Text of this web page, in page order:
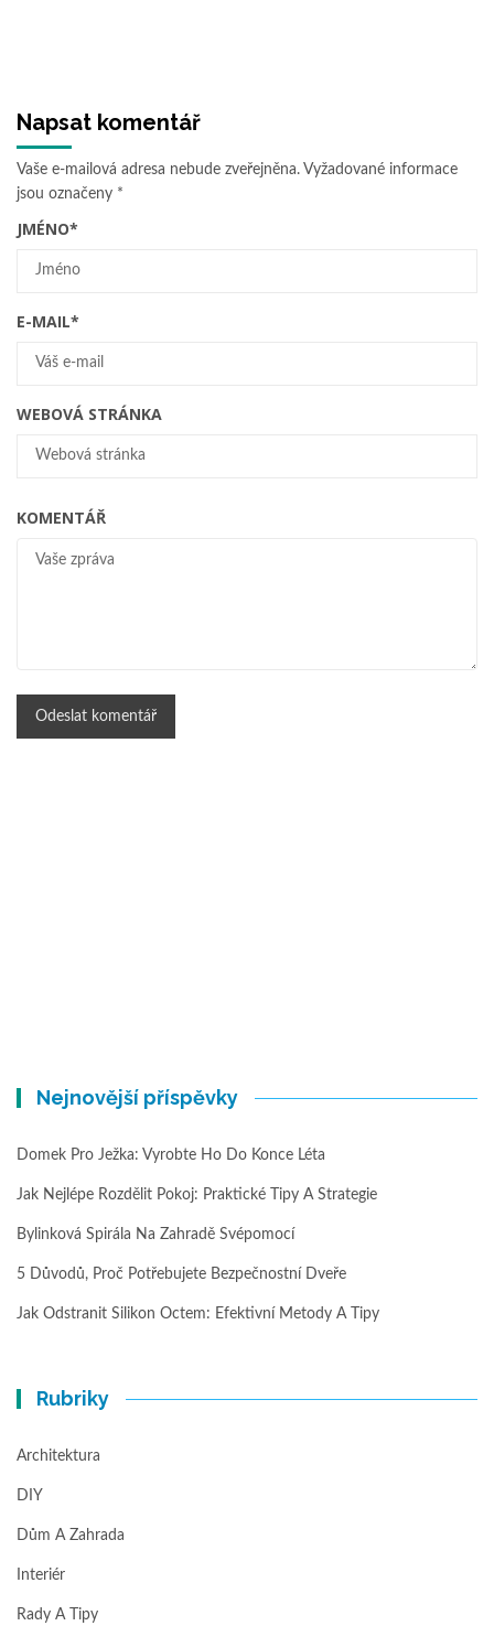
Napsat komentář
Vaše e-mailová adresa nebude zveřejněna. Vyžadované informace
jsou označeny *
JMÉNO*
E-MAIL*
WEBOVÁ STRÁNKA
KOMENTÁŘ
Nejnovější příspěvky
Domek Pro Ježka: Vyrobte Ho Do Konce Léta
Jak Nejlépe Rozdělit Pokoj: Praktické Tipy A Strategie
Bylinková Spirála Na Zahradě Svépomocí
5 Důvodů, Proč Potřebujete Bezpečnostní Dveře
Jak Odstranit Silikon Octem: Efektivní Metody A Tipy
Rubriky
Architektura
DIY
Dům A Zahrada
Interiér
Rady A Tipy